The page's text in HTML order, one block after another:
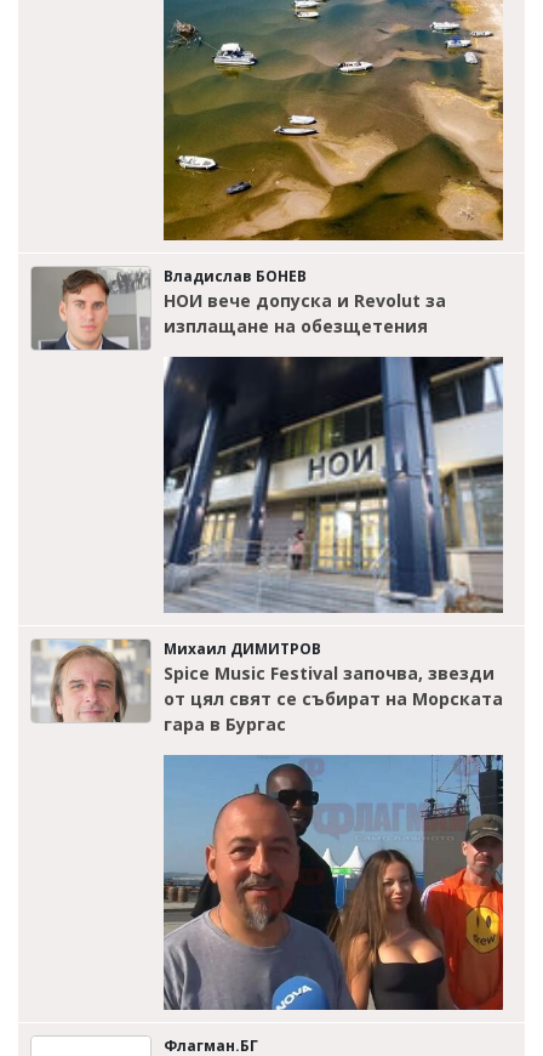
Владислав БОНЕВ
НОИ вече допуска и Revolut за
изплащане на обезщетения
Михаил ДИМИТРОВ
Spice Music Festival започва, звезди
от цял свят се събират на Морската
гара в Бургас
Флагман.БГ